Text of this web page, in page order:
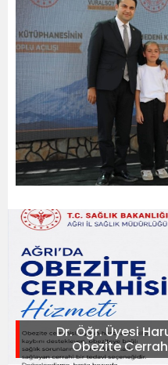
Dr. Öğr. Üyesi
Obezite